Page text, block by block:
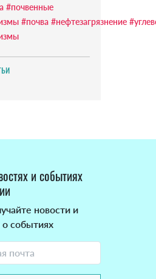
#почвенные
#почва #нефтезагрязнение
и событиях
новости и
событиях